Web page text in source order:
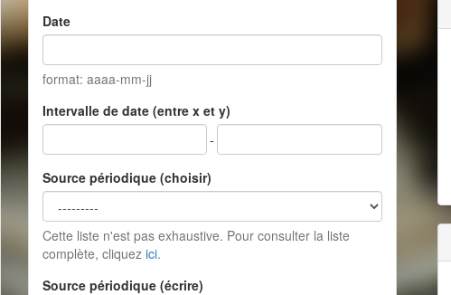
Date
format: aaaa-mm-jj
Intervalle de date (entre x et y)
-
Source périodique (choisir)
Cette liste n'est pas exhaustive. Pour consulter la liste
complète, cliquez ici.
Source périodique (écrire)